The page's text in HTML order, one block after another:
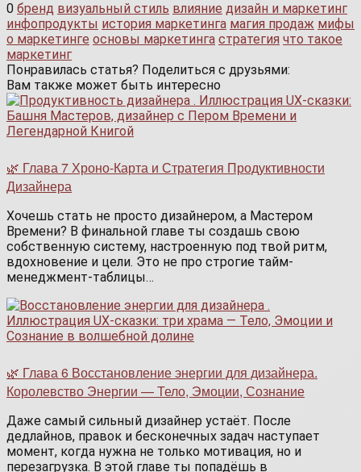
0 бренд визуальный стиль влияние дизайн и маркетинг
инфопродукты история маркетинга магия продаж мифы
о маркетинге основы маркетинга стратегия что такое
маркетинг
Понравилась статья? Поделиться с друзьями:
Вам также может быть интересно
🌿 Глава 7 Хроно-Карта и Стратегия Продуктивности
Дизайнера
Хочешь стать не просто дизайнером, а Мастером
Времени? В финальной главе ты создашь свою
собственную систему, настроенную под твой ритм,
вдохновение и цели. Это не про строгие тайм-
менеджмент-таблицы…
🌿 Глава 6 Восстановление энергии для дизайнера.
Королевство Энергии — Тело, Эмоции, Сознание
Даже самый сильный дизайнер устаёт. После
дедлайнов, правок и бесконечных задач наступает
момент, когда нужна не только мотивация, но и
перезагрузка. В этой главе ты попадёшь в